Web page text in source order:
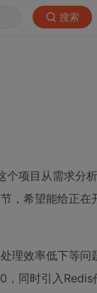
搜索
项目从需求分
，希望能给正在
理效率低下等问
同时引入Redis